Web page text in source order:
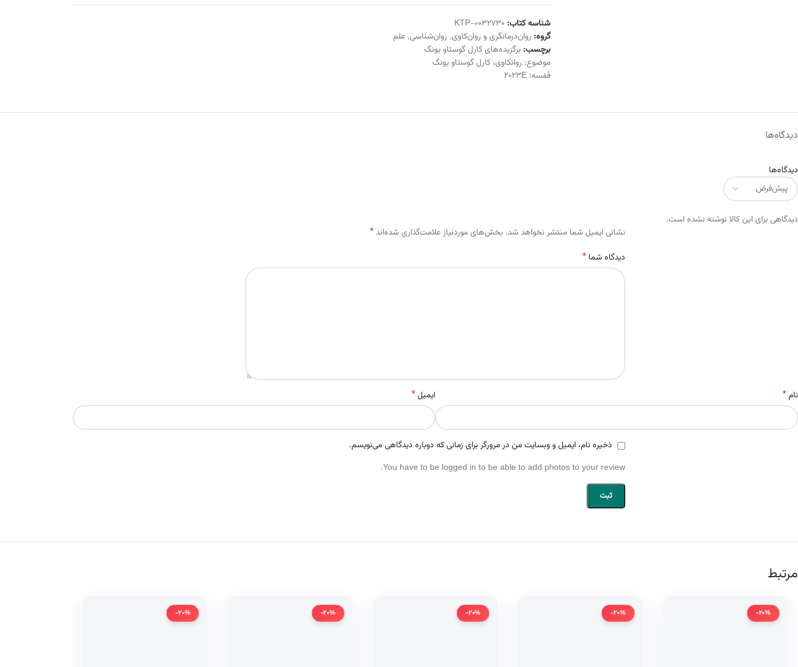
شناسه کتاب: KTP-0032730
گروه: روان‌درمانگری و روان‌کاوی, روان‌شناسی, علم
برچسب: برگزیده‌های کارل گوستاو یونگ
موضوع: روانکاوی،کارل گوستاو یونگ
قفسه:2023E
دیدگاه‌ها
دیدگاه‌ها
دیدگاهی برای این کالا نوشته نشده است.
نشانی ایمیل شما منتشر نخواهد شد. بخش‌های موردنیاز علامت‌گذاری شده‌اند*
دیدگاه شما *
نام* ایمیل*
ذخیره نام، ایمیل و وبسایت من در مرورگر برای زمانی که دوباره دیدگاهی می‌نویسم.
You have to be logged in to be able to add photos to your review.
مرتبط
-20%
-20%
-20%
-20%
-20%